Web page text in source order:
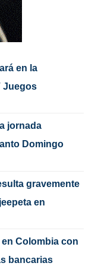
en la
Juegos
jornada
Domingo
gravemente
en
Colombia con
bancarias